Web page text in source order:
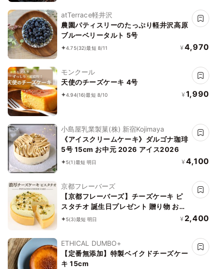
atTerrace軽井沢
農園パティスリーのたっぷり軽井沢高原
ブルーベリータルト 5号
4.75(32)最短 8/11 ¥ 4,970
モンクール
天使のチーズケーキ 4号
4.94(16)最短 8/10 ¥ 1,990
小島屋乳業製菓(株) 新宿Kojimaya
《アイスクリームケーキ》ダルゴナ珈琲
5号 15cm お中元 2026 アイス2026
5(1)最短 明日 ¥ 4,100
京都フレーバーズ
【京都フレーバーズ】チーズケーキ ピ
スタチオ 誕生日プレゼント 贈り物 お中
元2026
5(3)最短 明日 ¥ 2,400
ETHICAL DUMBO+
【定番無添加】特製ベイクドチーズケー
キ 15cm